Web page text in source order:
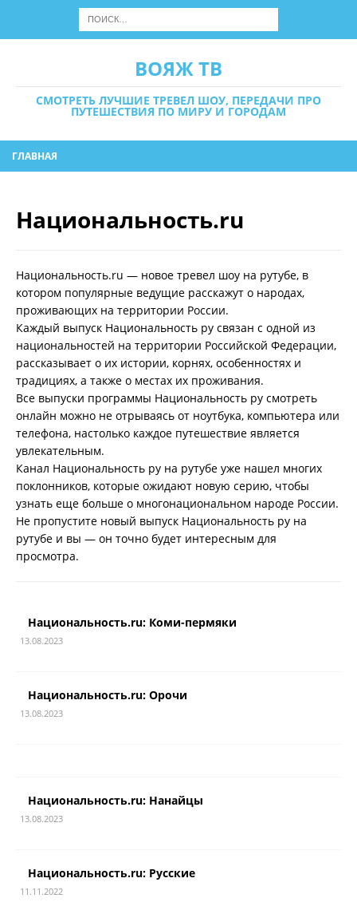
ВОЯЖ ТВ
СМОТРЕТЬ ЛУЧШИЕ ТРЕВЕЛ ШОУ, ПЕРЕДАЧИ ПРО
ПУТЕШЕСТВИЯ ПО МИРУ И ГОРОДАМ
ГЛАВНАЯ
Национальность.ru
Национальность.ru — новое тревел шоу на рутубе, в
котором популярные ведущие расскажут о народах,
проживающих на территории России.
Каждый выпуск Национальность ру связан с одной из
национальностей на территории Российской Федерации,
рассказывает о их истории, корнях, особенностях и
традициях, а также о местах их проживания.
Все выпуски программы Национальность ру смотреть
онлайн можно не отрываясь от ноутбука, компьютера или
телефона, настолько каждое путешествие является
увлекательным.
Канал Национальность ру на рутубе уже нашел многих
поклонников, которые ожидают новую серию, чтобы
узнать еще больше о многонациональном народе России.
Не пропустите новый выпуск Национальность ру на
рутубе и вы — он точно будет интересным для
просмотра.
Национальность.ru: Коми-пермяки
13.08.2023
Национальность.ru: Орочи
13.08.2023
Национальность.ru: Нанайцы
13.08.2023
Национальность.ru: Русские
11.11.2022